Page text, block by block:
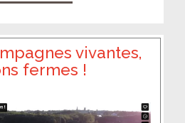
vivantes,
fermes !